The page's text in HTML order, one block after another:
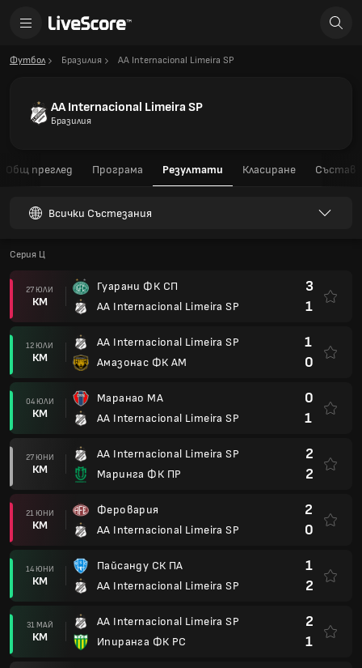
Футбол Бразилия AA Internacional Limeira SP
AA Internacional Limeira SP
Бразилия
Общ преглед Програма Резултати Класиране Състав
Всички Състезания
Серия Ц
27 ЮЛИ
КМ
Гуарани ФК СП
AA Internacional Limeira SP
3
1
12 ЮЛИ
КМ
AA Internacional Limeira SP
Амазонас ФК АМ
1
0
04 ЮЛИ
КМ
Маранао МА
AA Internacional Limeira SP
0
1
27 ЮНИ
КМ
AA Internacional Limeira SP
Маринга ФК ПР
2
2
21 ЮНИ
КМ
Феровария
AA Internacional Limeira SP
2
0
14 ЮНИ
КМ
Пайсанду СК ПА
AA Internacional Limeira SP
1
2
31 МАЙ
КМ
AA Internacional Limeira SP
Ипиранга ФК РС
2
1